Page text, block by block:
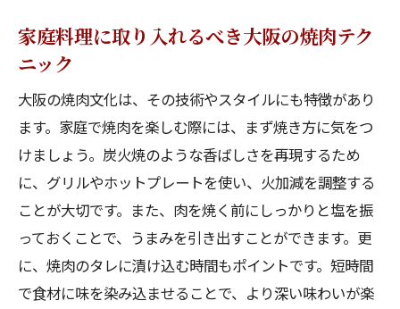
家庭料理に取り入れるべき大阪の焼肉テク
ニック
大阪の焼肉文化は、その技術やスタイルにも特徴があり
ます。家庭で焼肉を楽しむ際には、まず焼き方に気をつ
けましょう。炭火焼のような香ばしさを再現するため
に、グリルやホットプレートを使い、火加減を調整する
ことが大切です。また、肉を焼く前にしっかりと塩を振
っておくことで、うまみを引き出すことができます。更
に、焼肉のタレに漬け込む時間もポイントです。短時間
で食材に味を染み込ませることで、より深い味わいが楽